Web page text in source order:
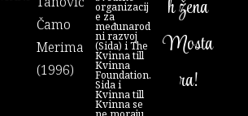
Čamo
Merima
(1996)
organizacij
e za
međunarod
ni razvoj
(Sida) i The
Kvinna till
Kvinna
Foundation.
Sida i
Kvinna till
Kvinna se
h žena
Mosta
ra!